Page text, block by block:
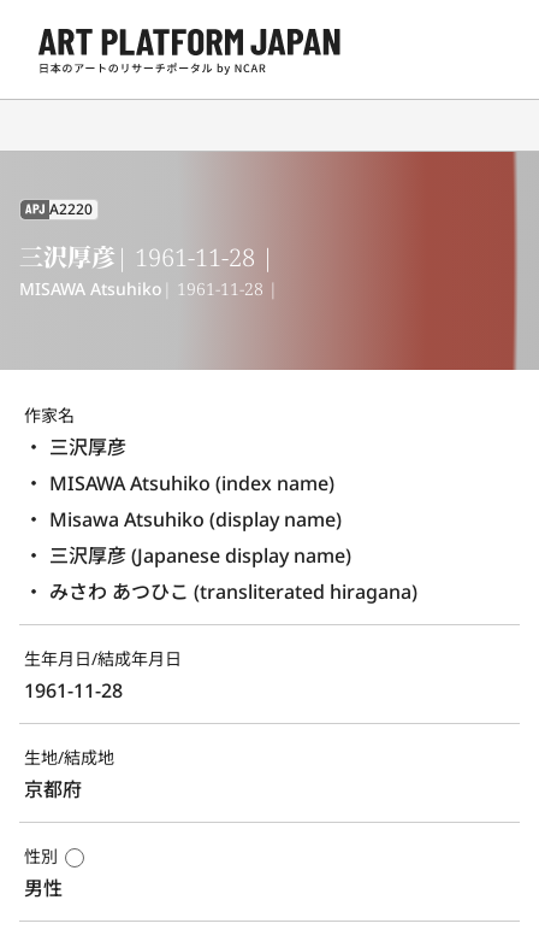
APJ A2220
三沢厚彦 | 1961-11-28 |
MISAWA Atsuhiko | 1961-11-28 |
作家名
三沢厚彦
MISAWA Atsuhiko (index name)
Misawa Atsuhiko (display name)
三沢厚彦 (Japanese display name)
みさわ あつひこ (transliterated hiragana)
生年月日/結成年月日
1961-11-28
生地/結成地
京都府
性別
男性